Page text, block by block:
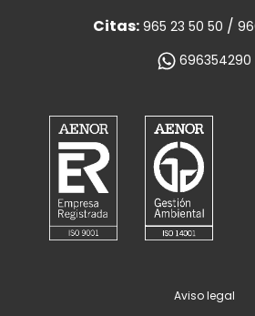
Citas: 965 23 50 50 /
696354290
Aviso legal